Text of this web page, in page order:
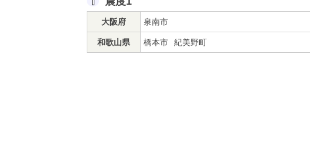
大阪府 泉南市
和歌山県 橋本市 紀美野町